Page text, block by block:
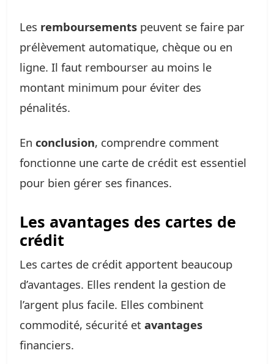
Les remboursements peuvent se faire par
prélèvement automatique, chèque ou en
ligne. Il faut rembourser au moins le
montant minimum pour éviter des
pénalités.
En conclusion, comprendre comment
fonctionne une carte de crédit est essentiel
pour bien gérer ses finances.
Les avantages des cartes de
crédit
Les cartes de crédit apportent beaucoup
d’avantages. Elles rendent la gestion de
l’argent plus facile. Elles combinent
commodité, sécurité et avantages
financiers.